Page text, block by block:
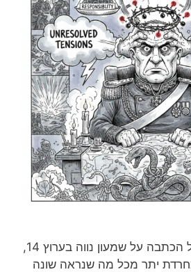
הביקורת הסוחפת של הכתבה על שמעון נווה בערוץ 14,
יתר מכל מה שנראה שונה